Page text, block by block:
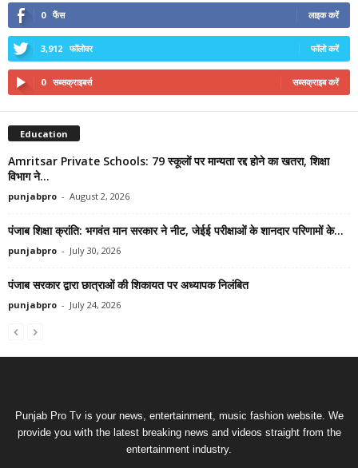
0 फैंस लाइक करें
3,912 फॉलोवर फॉलो करें
0 सब्सक्राइबर्स सब्सक्राइब करें
Education
Amritsar Private Schools: 79 स्कूलों पर मान्यता रद्द होने का खतरा, शिक्षा
विभाग ने...
punjabpro - August 2, 2026
पंजाब शिक्षा क्रांति: भगवंत मान सरकार ने नीट, जेईई परीक्षाओं के शानदार परिणामों के...
punjabpro - July 30, 2026
पंजाब सरकार द्वारा छात्राओं की शिकायत पर अध्यापक निलंबित
punjabpro - July 24, 2026
Punjab Pro Tv is your news, entertainment, music fashion website. We
provide you with the latest breaking news and videos straight from the
entertainment industry.